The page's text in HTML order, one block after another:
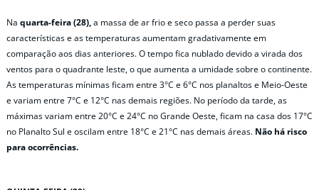
Na quarta-feira (28),a massa de ar frio e seco passa a perder suas
características e as temperaturas aumentam gradativamente em
comparação aos dias anteriores. O tempo fica nublado devido a virada dos
ventos para o quadrante leste, o que aumenta a umidade sobre o continente.
As temperaturas mínimas ficam entre 3°C e 6°C nos planaltos e Meio-Oeste
e variam entre 7°C e 12°C nas demais regiões. No período da tarde, as
máximas variam entre 20°C e 24°C no Grande Oeste, ficam na casa dos 17°C
no Planalto Sul e oscilam entre 18°C e 21°C nas demais áreas. Não há risco
para ocorrências.